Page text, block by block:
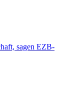
sagen EZB-